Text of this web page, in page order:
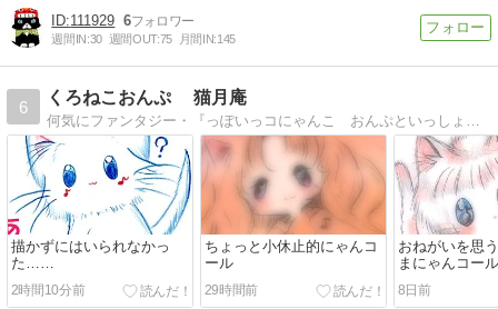
111929 6
週間IN:30 週間OUT:75 月間IN:145
6
くろねこおんぷ 猫月庵
描かずにはいられなかっ
た……
2時間10分前
ちょっと小休止的にゃんコ
ール
29時間前
おねがいを思
まにゃんコール
8日前